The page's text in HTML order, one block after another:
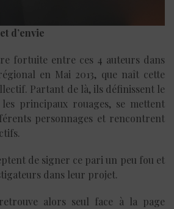
d’envie
fortuite entre ces 4 auteurs dans
en Mai 2013, que naît cette
Partant de là, ils définissent le
principaux rouages, se mettent
personnages et rencontrent
de signer ce pari un peu fou et
dans leur projet.
alors seul face à la page